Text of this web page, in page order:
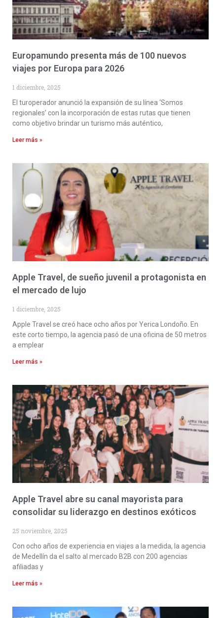
Europamundo presenta más de 100 nuevos
viajes por Europa para 2026
1 diciembre, 2025
El turoperador anunció la expansión de su línea ‘Somos
regionales’ con la incorporación de estas rutas que tienen
como objetivo brindar un turismo más auténtico,
Leer más »
Apple Travel, de sueño juvenil a protagonista en
el mercado de lujo
1 diciembre, 2025
Apple Travel se creó hace ocho años por Yerica Londoño. En
este corto tiempo, la agencia pasó de una oficina de 50 metros
a emplear
Leer más »
Apple Travel abre su canal mayorista para
consolidar su liderazgo en destinos exóticos
25 noviembre, 2025
Con ocho años de experiencia en viajes a la medida, la agencia
de Medellín da el salto al mercado B2B con 200 agencias
afiliadas y
Leer más »